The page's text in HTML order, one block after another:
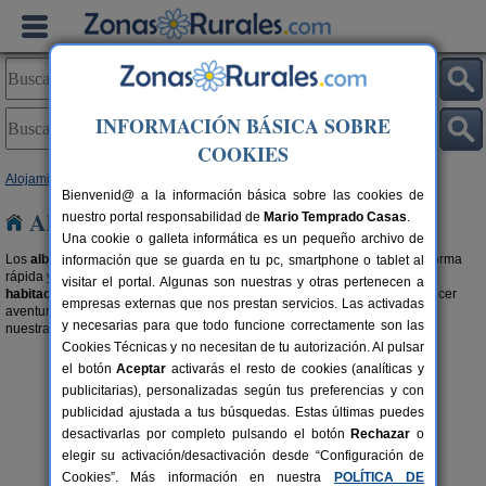
Alojamientos
Albergues en Teruel
Los alberguesson la forma más barata de practicarturismo rural. Una forma
rápida y cómoda de hospedarte en el destino que quieres.Alquilar una
habitación en un albergue rural en Teruel
es además una forma de conocer
aventureros y aventureras como tú. También te recomendamos buscar en
nuestra selección deCampings y Bungalows en Teruel.
4-11+2 pers.
Casa Rural Los Cerezos
INFORMACIÓN BÁSICA SOBRE
COOKIES
Bienvenid@ a la información básica sobre las cookies de
nuestro portal responsabilidad de Mario Temprado Casas.
Una cookie o galleta informática es un pequeño archivo de
información que se guarda en tu pc, smartphone o tablet al
visitar el portal. Algunas son nuestras y otras pertenecen a
empresas externas que nos prestan servicios. Las activadas
y necesarias para que todo funcione correctamente son las
Cookies Técnicas y no necesitan de tu autorización. Al pulsar
el botónAceptar activarás el resto de cookies (analíticas y
publicitarias), personalizadas según tus preferencias y con
publicidad ajustada a tus búsquedas. Estas últimas puedes
desactivarlas por completo pulsando el botón Rechazar o
elegir su activación/desactivación desde “Configuración de
Cookies”. Más información en nuestra
POLÍTICA DE